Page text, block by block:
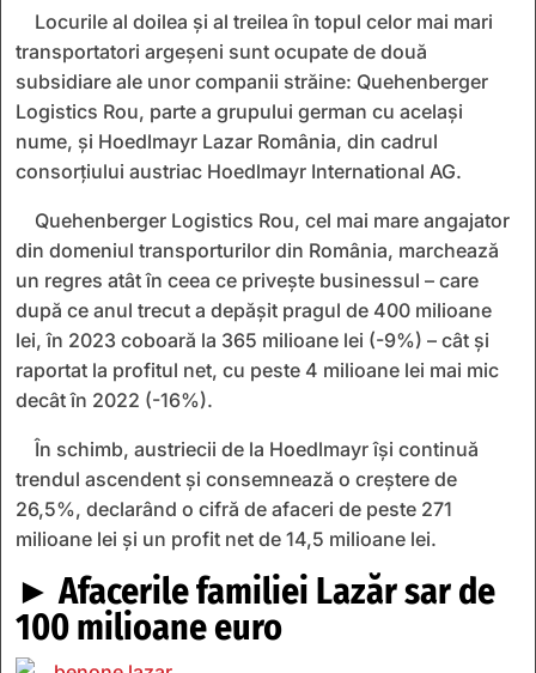
Locurile al doilea şi al treilea în topul celor mai mari
transportatori argeşeni sunt ocupate de două
subsidiare ale unor companii străine: Quehenberger
Logistics Rou, parte a grupului german cu acelaşi
nume, şi Hoedlmayr Lazar România, din cadrul
consorţiului austriac Hoedlmayr International AG.
Quehenberger Logistics Rou, cel mai mare angajator
din domeniul transporturilor din România, marchează
un regres atât în ceea ce priveşte businessul – care
după ce anul trecut a depăşit pragul de 400 milioane
lei, în 2023 coboară la 365 milioane lei (-9%) – cât şi
raportat la profitul net, cu peste 4 milioane lei mai mic
decât în 2022 (-16%).
În schimb, austriecii de la Hoedlmayr îşi continuă
trendul ascendent şi consemnează o creştere de
26,5%, declarând o cifră de afaceri de peste 271
milioane lei şi un profit net de 14,5 milioane lei.
► Afacerile familiei Lazăr sar de
100 milioane euro